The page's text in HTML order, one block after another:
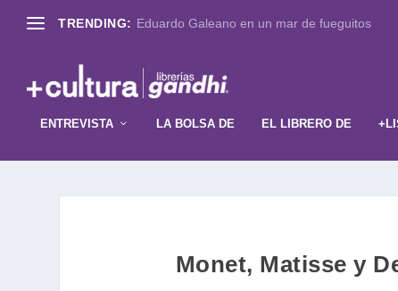
TRENDING: Eduardo Galeano en un mar de fueguitos
ENTREVISTA LA BOLSA DE EL LIBRERO DE
Monet, Matisse y